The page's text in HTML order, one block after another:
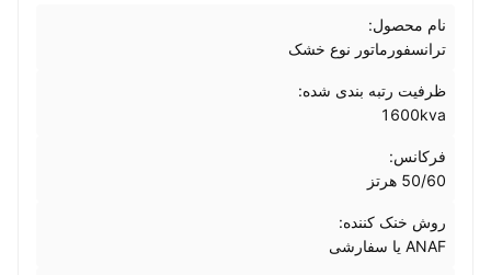
نام محصول:
ترانسفورماتور نوع خشک
ظرفیت رتبه بندی شده:
1600kva
فرکانس:
50/60 هرتز
روش خنک کننده:
ANAF یا سفارشی